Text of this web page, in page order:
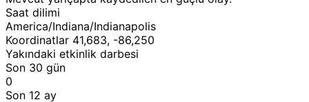
Saat dilimi
America/Indiana/Indianapolis
Koordinatlar 41,683, -86,250
Yakındaki etkinlik darbesi
Son 30 gün
0
Son 12 ay